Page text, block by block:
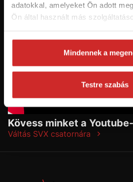
adatokkal, amelyeket Ön adott
Ön által használt más
Mindennek a
Testre szabás
Kövess minket a
Váltás SVX csatornára